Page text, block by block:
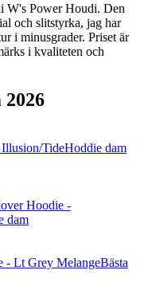
W's Power Houdi. Den
och slitstyrka, jag har
i minusgrader. Priset är
i kvaliteten och
2026
TideHoddie dam
Hoodie -
dam
- Lt Grey MelangeBästa